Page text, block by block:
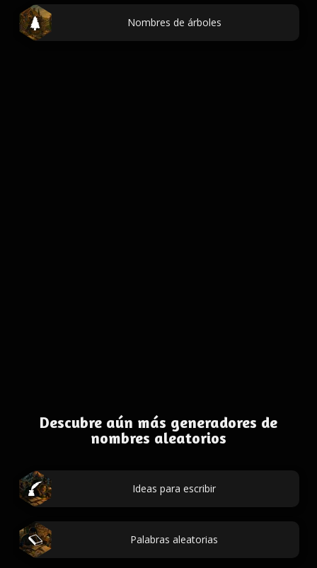
Nombres de árboles
Descubre aún más generadores de
nombres aleatorios
Ideas para escribir
Palabras aleatorias